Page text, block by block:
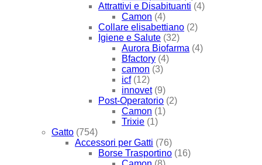
Attrattivi e Disabituanti (4)
Camon (4)
Collare elisabettiano (2)
Igiene e Salute (32)
Aurora Biofarma (4)
Bfactory (4)
camon (3)
icf (12)
innovet (9)
Post-Operatorio (2)
Camon (1)
Trixie (1)
Gatto (754)
Accessori per Gatti (76)
Borse Trasportino (16)